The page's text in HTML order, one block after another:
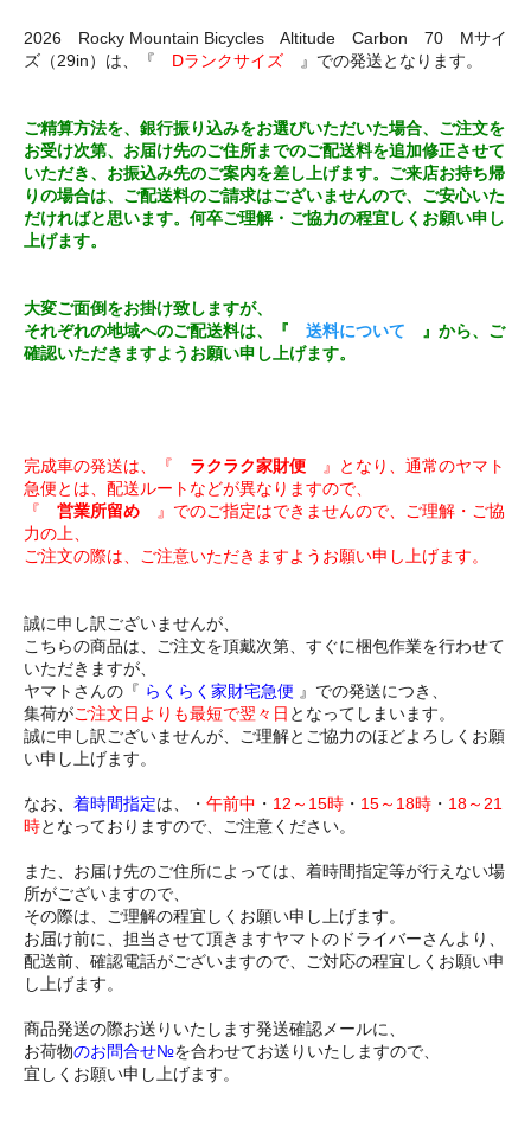
2026 Rocky Mountain Bicycles Altitude Carbon 70 Mサイ
ズ（29in）は、『 Dランクサイズ 』での発送となります。
ご精算方法を、銀行振り込みをお選びいただいた場合、ご注文を
お受け次第、お届け先のご住所までのご配送料を追加修正させて
いただき、お振込み先のご案内を差し上げます。ご来店お持ち帰
りの場合は、ご配送料のご請求はございませんので、ご安心いた
だければと思います。何卒ご理解・ご協力の程宜しくお願い申し
上げます。
大変ご面倒をお掛け致しますが、
それぞれの地域へのご配送料は、『 送料について 』から、ご
確認いただきますようお願い申し上げます。
完成車の発送は、『 ラクラク家財便 』となり、通常のヤマト
急便とは、配送ルートなどが異なりますので、
『 営業所留め
』でのご指定はできませんので、ご理解・ご協
力の上、
ご注文の際は、ご注意いただきますようお願い申し上げます。
誠に申し訳ございませんが、
こちらの商品は、ご注文を頂戴次第、すぐに梱包作業を行わせて
いただきますが、
ヤマトさんの『 らくらく家財宅急便 』での発送につき、
集荷がご注文日よりも最短で翌々日 となってしまいます。
誠に申し訳ございませんが、ご理解とご協力のほどよろしくお願
い申し上げます。
なお、 着時間指定は、・ 午前中 ・ 12～15時 ・ 15～18時 ・ 18～21
時となっておりますので、ご注意ください。
また、お届け先のご住所によっては、着時間指定等が行えない場
所がございますので、
その際は、ご理解の程宜しくお願い申し上げます。
お届け前に、担当させて頂きますヤマトのドライバーさんより、
配送前、確認電話がございますので、ご対応の程宜しくお願い申
し上げます。
商品発送の際お送りいたします発送確認メールに、
お荷物のお問合せ№を合わせてお送りいたしますので、
宜しくお願い申し上げます。